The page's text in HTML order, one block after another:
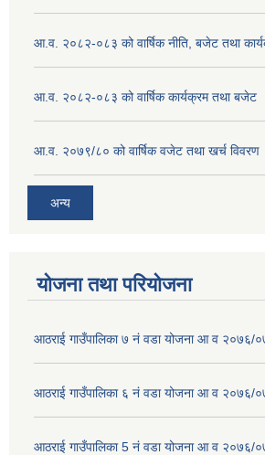
आ.व. २०८२-०८३ को वार्षिक नीति, बजेट तथा
आ.व. २०८२-०८३ को वार्षिक कार्यक्रम तथा बजेट
आ.व. २०७९/८० को वार्षिक वजेट तथा खर्च विवरण
अन्य
योजना तथा परियोजना
आठराई गाउँपालिका ७ नं वडा योजना आ व २०७६/
आठराई गाउँपालिका ६ नं वडा योजना आ व २०७६/
आठराई गाउँपालिका 5 नं वडा योजना आ व २०७६/